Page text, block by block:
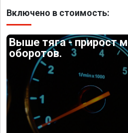
Включено в стоимость:
Выше тяга - прирост
оборотов.